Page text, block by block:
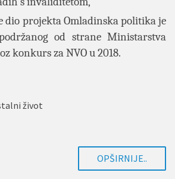
dio projekta Omladinska politika je
od strane Ministarstva
konkurs za NVO u 2018.
život
OPŠIRNIJE..